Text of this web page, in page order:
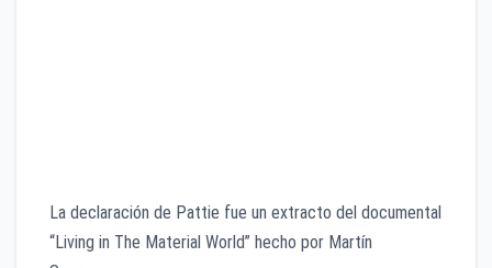
La declaración de Pattie fue un extracto del documental
“Living in The Material World” hecho por Martín